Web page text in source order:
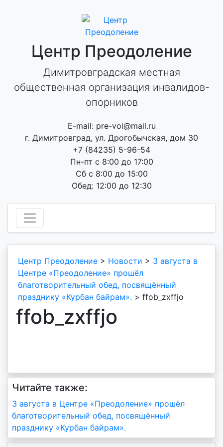
Центр Преодоление
Димитровградская местная
общественная организация инвалидов-
опорников
E-mail: pre-voi@mail.ru
г. Димитровград, ул. Дрогобычская, дом 30
+7 (84235) 5-96-54
Пн-пт с 8:00 до 17:00
Сб с 8:00 до 15:00
Обед: 12:00 до 12:30
Центр Преодоление > Новости > 3 августа в
Центре «Преодоление» прошëл
благотворительный обед, посвящëнный
празднику «Курбан байрам». > ffob_zxffjo
ffob_zxffjo
Читайте также:
Навигация
по
3 августа в Центре «Преодоление» прошëл
благотворительный обед, посвящëнный
празднику «Курбан байрам».